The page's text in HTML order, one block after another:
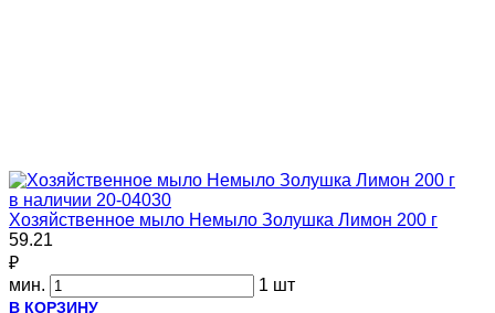
в наличии 20-04030
Хозяйственное мыло Немыло Золушка Лимон 200 г
59.21
₽
мин.
1 шт
В КОРЗИНУ